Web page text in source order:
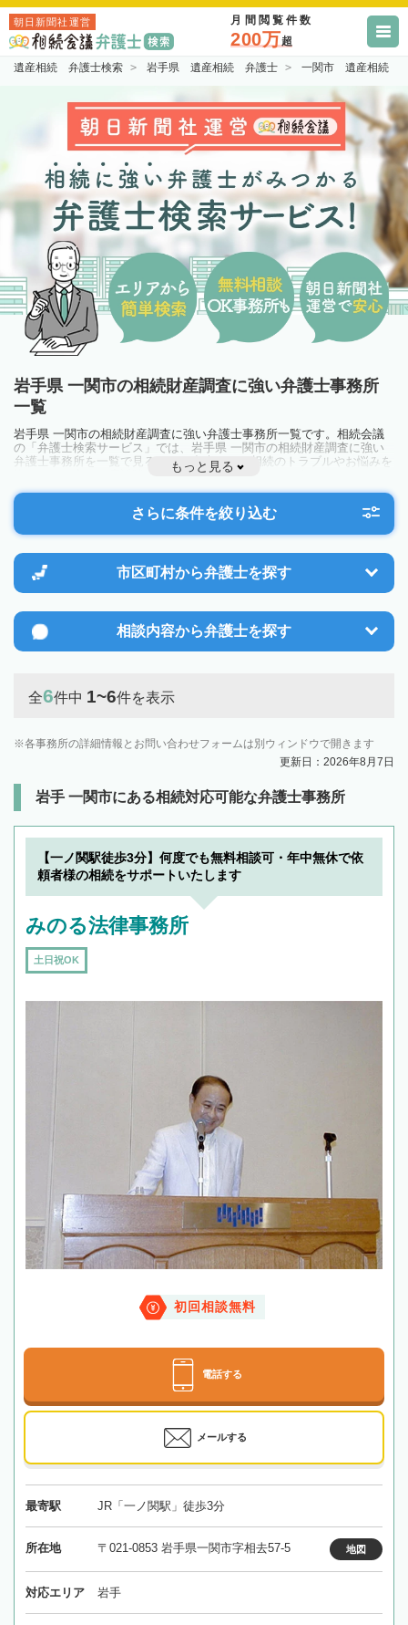
朝日新聞社運営 月間閲覧件数
200万超
遺産相続 弁護士検索 岩手県 遺産相続 弁護士 一関市 遺産相続
岩手県 一関市の相続財産調査に強い弁護士事務所
一覧
岩手県 一関市の相続財産調査に強い弁護士事務所一覧です。相続会議
の「弁護士検索サービス」では、岩手県 一関市の相続財産調査に強い
弁護士事務所を一覧で見ることが出来ます。相続のトラブルやお悩みを
抱えている方は一度近隣の弁護士に相談してみましょう。
もっと見る
さらに条件を絞り込む
市区町村から弁護士を探す
相談内容から弁護士を探す
全6件中 1~6件を表示
各事務所の詳細情報とお問い合わせフォームは別ウィンドウで開きます
更新日：2026年8月7日
岩手 一関市にある相続対応可能な弁護士事務所
【一ノ関駅徒歩3分】何度でも無料相談可・年中無休で依
頼者様の相続をサポートいたします
みのる法律事務所
土日祝OK
初回相談無料
電話する
メールする
最寄駅 JR「一ノ関駅」徒歩3分
所在地 〒021-0853 岩手県一関市字相去57-5 地図
対応エリア 岩手